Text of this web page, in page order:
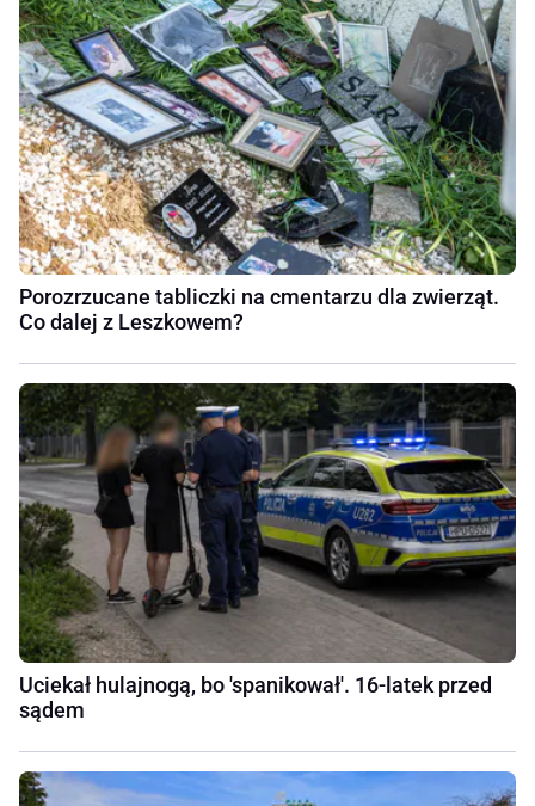
Porozrzucane tabliczki na cmentarzu dla zwierząt.
Co dalej z Leszkowem?
Uciekał hulajnogą, bo 'spanikował'. 16-latek przed
sądem